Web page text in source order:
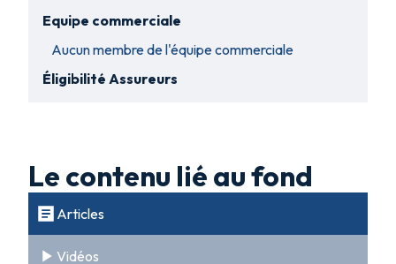
Equipe commerciale
Aucun membre de l'équipe commerciale
Éligibilité Assureurs
Le contenu lié au fond
Articles
Vidéos